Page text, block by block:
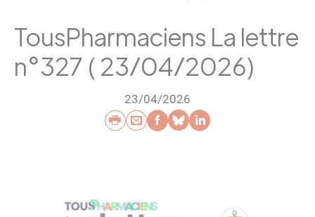
TousPharmaciens La lettre
n°327 ( 23/04/2026)
23/04/2026
Imprimer
Envoyer par e-mail
Partager sur
Partager sur
Partager sur